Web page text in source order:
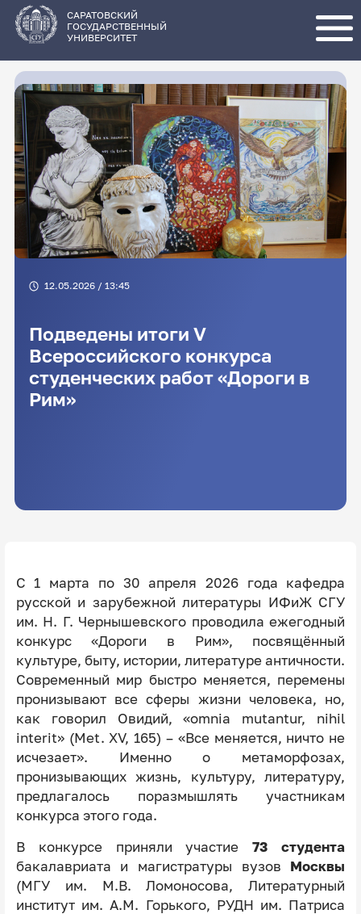
основному
содержанию
САРАТОВСКИЙ
ГОСУДАРСТВЕННЫЙ
УНИВЕРСИТЕТ
12.05.2026 / 13:45
Подведены итоги V
Всероссийского конкурса
студенческих работ «Дороги в
Рим»
С 1 марта по 30 апреля 2026 года кафедра
русской и зарубежной литературы ИФиЖ СГУ
им. Н. Г. Чернышевского проводила ежегодный
конкурс «Дороги в Рим», посвящённый
культуре, быту, истории, литературе античности.
Современный мир быстро меняется, перемены
пронизывают все сферы жизни человека, но,
как говорил Овидий, «omnia mutantur, nihil
interit» (Met. XV, 165) – «Все меняется, ничто не
исчезает». Именно о метаморфозах,
пронизывающих жизнь, культуру, литературу,
предлагалось поразмышлять участникам
конкурса этого года.
В конкурсе приняли участие73 студента
бакалавриата и магистратуры вузов Москвы
(МГУ им. М.В. Ломоносова, Литературный
институт им. А.М. Горького, РУДН им. Патриса